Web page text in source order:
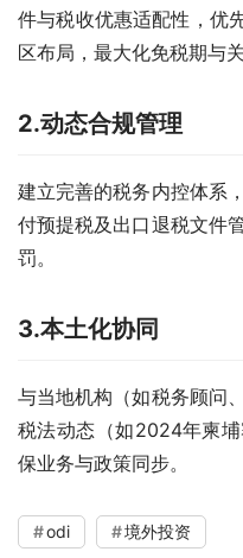
件与税收优惠适配性，优
区布局，最大化免税期与
2.动态合规管理
建立完善的税务内控体系
付预提税及出口退税文件
罚。
3.本土化协同
与当地机构（如税务顾问
税法动态（如2024年柬
保业务与政策同步。
odi 境外投资